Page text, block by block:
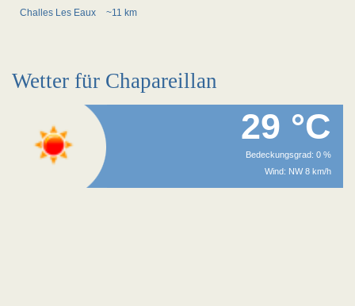
Challes Les Eaux ~11 km
Wetter für Chapareillan
29 °C
Bedeckungsgrad: 0 %
Wind: NW 8 km/h